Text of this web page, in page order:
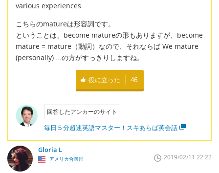
various experiences.
こちらのmatureは形容詞です。
ということは、become matureの形もありますが、become
mature = mature（動詞）なので、それならば We mature
(personally) ...の方がすっきりしますね。
役に立った 46
回答したアンカーのサイト
毎日５分超速英語マスター！スキあらば英会話
Gloria L
アメリカ合衆国 2019/02/11 22:22